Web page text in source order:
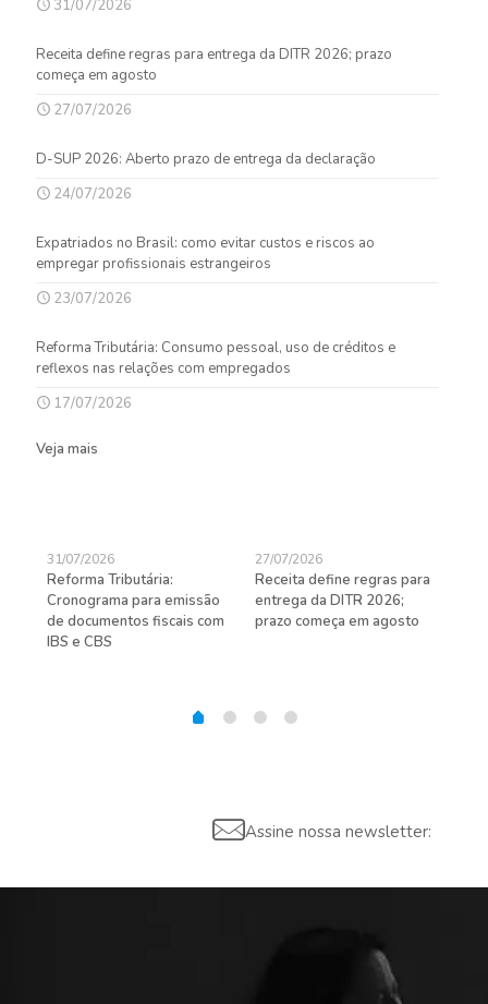
31/07/2026
Receita define regras para entrega da DITR 2026; prazo
começa em agosto
27/07/2026
D-SUP 2026: Aberto prazo de entrega da declaração
24/07/2026
Expatriados no Brasil: como evitar custos e riscos ao
empregar profissionais estrangeiros
23/07/2026
Reforma Tributária: Consumo pessoal, uso de créditos e
reflexos nas relações com empregados
17/07/2026
Veja mais
31/07/2026
Reforma Tributária:
Cronograma para emissão
de documentos fiscais com
IBS e CBS
27/07/2026
Receita define regras para
entrega da DITR 2026;
prazo começa em agosto
Assine nossa newsletter: